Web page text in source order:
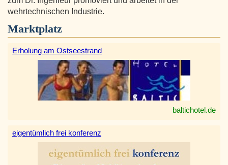
wehrtechnischen Industrie.
Marktplatz
Erholung am Ostseestrand
baltichotel.de
eigentümlich frei konferenz